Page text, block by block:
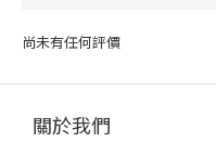
尚未有任何評價
關於我們